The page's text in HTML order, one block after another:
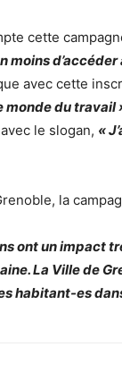
cette
moins d’accéder
avec cette
monde du travail
le slogan, «
la
ont un impact
La Ville de
habitant-es